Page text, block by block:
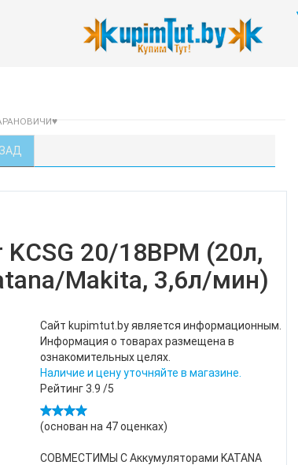
20/18ВРM (20л,
Makita, 3,6л/мин)
Сайт kupimtut.by является информационным.
Информация о товарах размещена в
ознакомительных целях.
Наличие и цену уточняйте в магазине.
Рейтинг3.9 /5
(основан на 47оценках)
СОВМЕСТИМЫ C Аккумуляторами KATANA